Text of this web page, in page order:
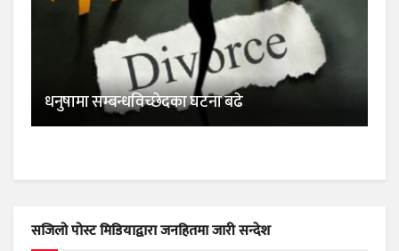
धनुषामा सम्बन्धविच्छेदका घटना बढे
सजिलो पोस्ट मिडियाद्वारा जनहितमा जारी सन्देश